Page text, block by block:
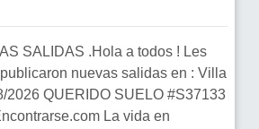
SALIDAS .Hola a todos ! Les
nuevas salidas en : Villa
2026 QUERIDO SUELO #S37133
La vida en